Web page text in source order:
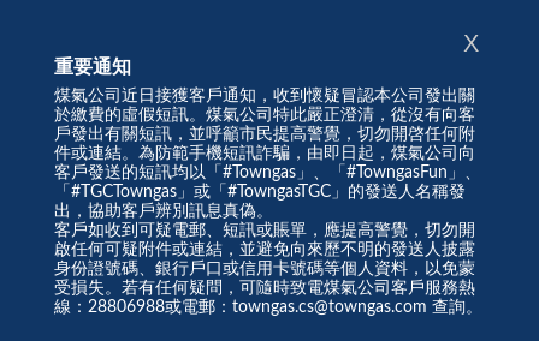
重要通知
煤氣公司近日接獲客戶通知，收到懷疑冒認本公司發出關
於繳費的虛假短訊。煤氣公司特此嚴正澄清，從沒有向客
戶發出有關短訊，並呼籲市民提高警覺，切勿開啓任何附
件或連結。為防範手機短訊詐騙，由即日起，煤氣公司向
客戶發送的短訊均以「#Towngas」、「#TowngasFun」、
「#TGCTowngas」或「#TowngasTGC」的發送人名稱發
出，協助客戶辨別訊息真偽。
客戶如收到可疑電郵、短訊或賬單，應提高警覺，切勿開
啟任何可疑附件或連結，並避免向來歷不明的發送人披露
身份證號碼、銀行戶口或信用卡號碼等個人資料，以免蒙
受損失。若有任何疑問，可隨時致電煤氣公司客戶服務熱
線：28806988或電郵：towngas.cs@towngas.com 查詢。
X